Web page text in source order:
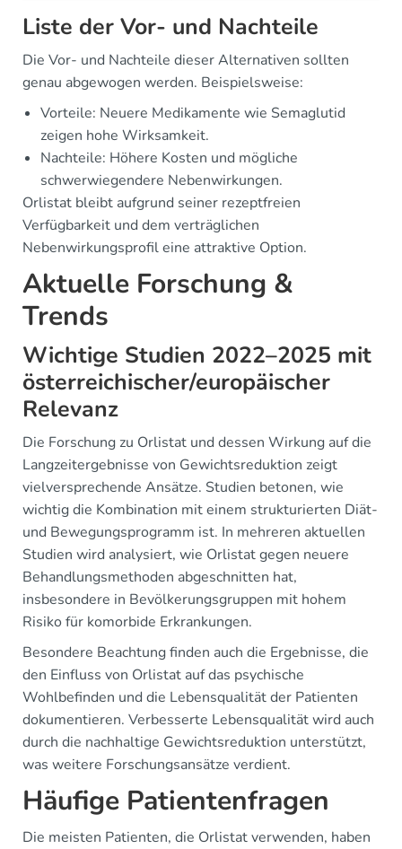
Liste der Vor- und Nachteile
Die Vor- und Nachteile dieser Alternativen sollten
genau abgewogen werden. Beispielsweise:
Vorteile: Neuere Medikamente wie Semaglutid
zeigen hohe Wirksamkeit.
Nachteile: Höhere Kosten und mögliche
schwerwiegendere Nebenwirkungen.
Orlistat bleibt aufgrund seiner rezeptfreien
Verfügbarkeit und dem verträglichen
Nebenwirkungsprofil eine attraktive Option.
Aktuelle Forschung &
Trends
Wichtige Studien 2022–2025 mit
österreichischer/europäischer
Relevanz
Die Forschung zu Orlistat und dessen Wirkung auf die
Langzeitergebnisse von Gewichtsreduktion zeigt
vielversprechende Ansätze. Studien betonen, wie
wichtig die Kombination mit einem strukturierten Diät-
und Bewegungsprogramm ist. In mehreren aktuellen
Studien wird analysiert, wie Orlistat gegen neuere
Behandlungsmethoden abgeschnitten hat,
insbesondere in Bevölkerungsgruppen mit hohem
Risiko für komorbide Erkrankungen.
Besondere Beachtung finden auch die Ergebnisse, die
den Einfluss von Orlistat auf das psychische
Wohlbefinden und die Lebensqualität der Patienten
dokumentieren. Verbesserte Lebensqualität wird auch
durch die nachhaltige Gewichtsreduktion unterstützt,
was weitere Forschungsansätze verdient.
Häufige Patientenfragen
Die meisten Patienten, die Orlistat verwenden, haben